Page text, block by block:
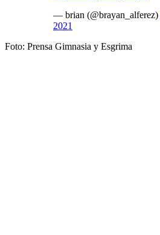
— brian (@brayan_alferez)
2021
Foto: Prensa Gimnasia y Esgrima